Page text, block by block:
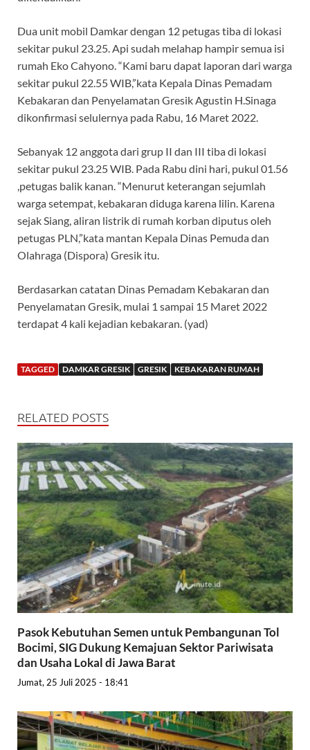
Dua unit mobil Damkar dengan 12 petugas tiba di lokasi
sekitar pukul 23.25. Api sudah melahap hampir semua isi
rumah Eko Cahyono. “Kami baru dapat laporan dari warga
sekitar pukul 22.55 WIB,”kata Kepala Dinas Pemadam
Kebakaran dan Penyelamatan Gresik Agustin H.Sinaga
dikonfirmasi selulernya pada Rabu, 16 Maret 2022.
Sebanyak 12 anggota dari grup II dan III tiba di lokasi
sekitar pukul 23.25 WIB. Pada Rabu dini hari, pukul 01.56
,petugas balik kanan. “Menurut keterangan sejumlah
warga setempat, kebakaran diduga karena lilin. Karena
sejak Siang, aliran listrik di rumah korban diputus oleh
petugas PLN,”kata mantan Kepala Dinas Pemuda dan
Olahraga (Dispora) Gresik itu.
Berdasarkan catatan Dinas Pemadam Kebakaran dan
Penyelamatan Gresik, mulai 1 sampai 15 Maret 2022
terdapat 4 kali kejadian kebakaran. (yad)
TAGGED DAMKAR GRESIK GRESIK KEBAKARAN RUMAH
RELATED POSTS
Pasok Kebutuhan Semen untuk Pembangunan Tol
Bocimi, SIG Dukung Kemajuan Sektor Pariwisata
dan Usaha Lokal di Jawa Barat
Jumat, 25 Juli 2025 - 18:41